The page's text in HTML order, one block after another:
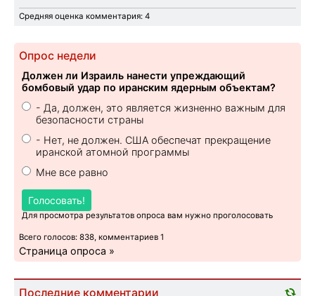
Средняя оценка комментария: 4
Опрос недели
Должен ли Израиль нанести упреждающий
бомбовый удар по иранским ядерным объектам?
- Да, должен, это является жизненно важным для
безопасности страны
- Нет, не должен. США обеспечат прекращение
иранской атомной программы
Мне все равно
Голосовать!
Для просмотра результатов опроса вам нужно проголосовать
Всего голосов: 838, комментариев 1
Страница опроса »
Последние комментарии